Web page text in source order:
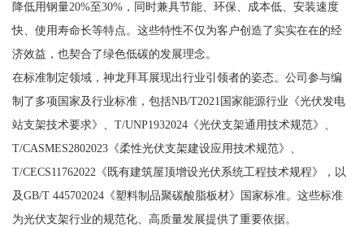
降低用钢量20%至30%，同时兼具节能、环保、成本低、安装速度
快、使用寿命长等特点。这些特性不仅为客户创造了实实在在的经
济效益，也契合了绿色低碳的发展理念。
在标准制定领域，神龙拜耳展现出行业引领者的姿态。公司参与编
制了多项国家及行业标准，包括NB/T2021国家能源行业《光伏发电
站支架技术要求》、T/UNP1932024《光伏支架通用技术规范》、
T/CASMES2802023《柔性光伏支架建设应用技术规范》、
T/CECS11762022《既有建筑屋顶增设光伏系统工程技术规程》，以
及GB/T 445702024《塑料制品聚碳酸脂板材》国家标准。这些标准
为光伏支架行业的规范化、高质量发展提供了重要依据。